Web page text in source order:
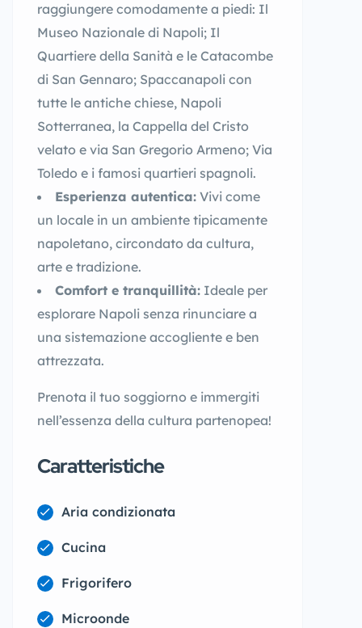
raggiungere comodamente a piedi: Il
Museo Nazionale di Napoli; Il
Quartiere della Sanità e le Catacombe
di San Gennaro; Spaccanapoli con
tutte le antiche chiese, Napoli
Sotterranea, la Cappella del Cristo
velato e via San Gregorio Armeno; Via
Toledo e i famosi quartieri spagnoli.
Esperienza autentica: Vivi come
un locale in un ambiente tipicamente
napoletano, circondato da cultura,
arte e tradizione.
Comfort e tranquillità: Ideale per
esplorare Napoli senza rinunciare a
una sistemazione accogliente e ben
attrezzata.
Prenota il tuo soggiorno e immergiti
nell’essenza della cultura partenopea!
Caratteristiche
Aria condizionata
Cucina
Frigorifero
Microonde